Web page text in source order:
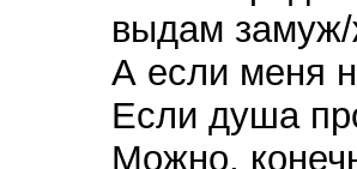
выдам
А если меня
Если душа
Можно,